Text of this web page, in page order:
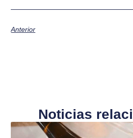
Anterior
Noticias